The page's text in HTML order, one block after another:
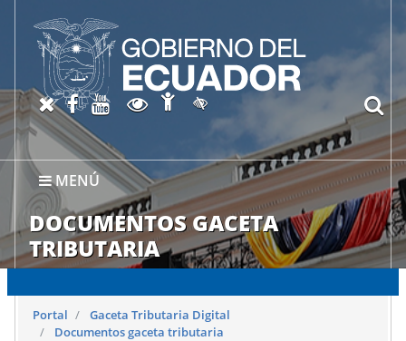
MENÚ
DOCUMENTOS GACETA
TRIBUTARIA
X oficial del SRI
Facebook oficial SRI
Canal del SRI en YouTube
Abrir página de
Abrir página de
Activar/quitar contraste
Portal
Gaceta Tributaria Digital
Documentos gaceta tributaria